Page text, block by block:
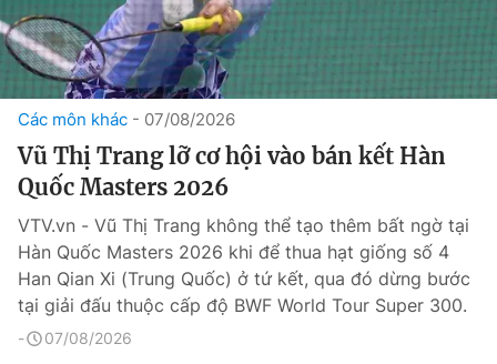
Các môn khác 07/08/2026
Vũ Thị Trang lỡ cơ hội vào bán kết Hàn
Quốc Masters 2026
VTV.vn - Vũ Thị Trang không thể tạo thêm bất ngờ tại
Hàn Quốc Masters 2026 khi để thua hạt giống số 4
Han Qian Xi (Trung Quốc) ở tứ kết, qua đó dừng bước
tại giải đấu thuộc cấp độ BWF World Tour Super 300.
07/08/2026